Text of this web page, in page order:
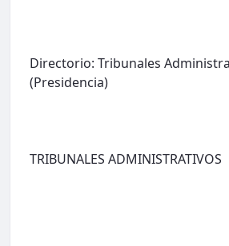
Directorio: Tribunales
(Presidencia)
TRIBUNALES ADMINISTRATIVOS